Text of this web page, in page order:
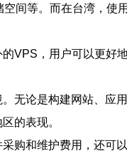
间等。而在台湾，使
VPS，用户可以更好
无论是构建网站、应
的表现。
购和维护费用，还可